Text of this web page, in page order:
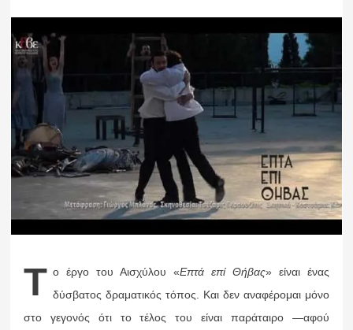
Τ ο έργο του Αισχύλου «Επτά επί Θήβας» είναι ένας
δύσβατος δραματικός τόπος. Και δεν αναφέρομαι μόνο
στο γεγονός ότι το τέλος του είναι παράταιρο —αφού